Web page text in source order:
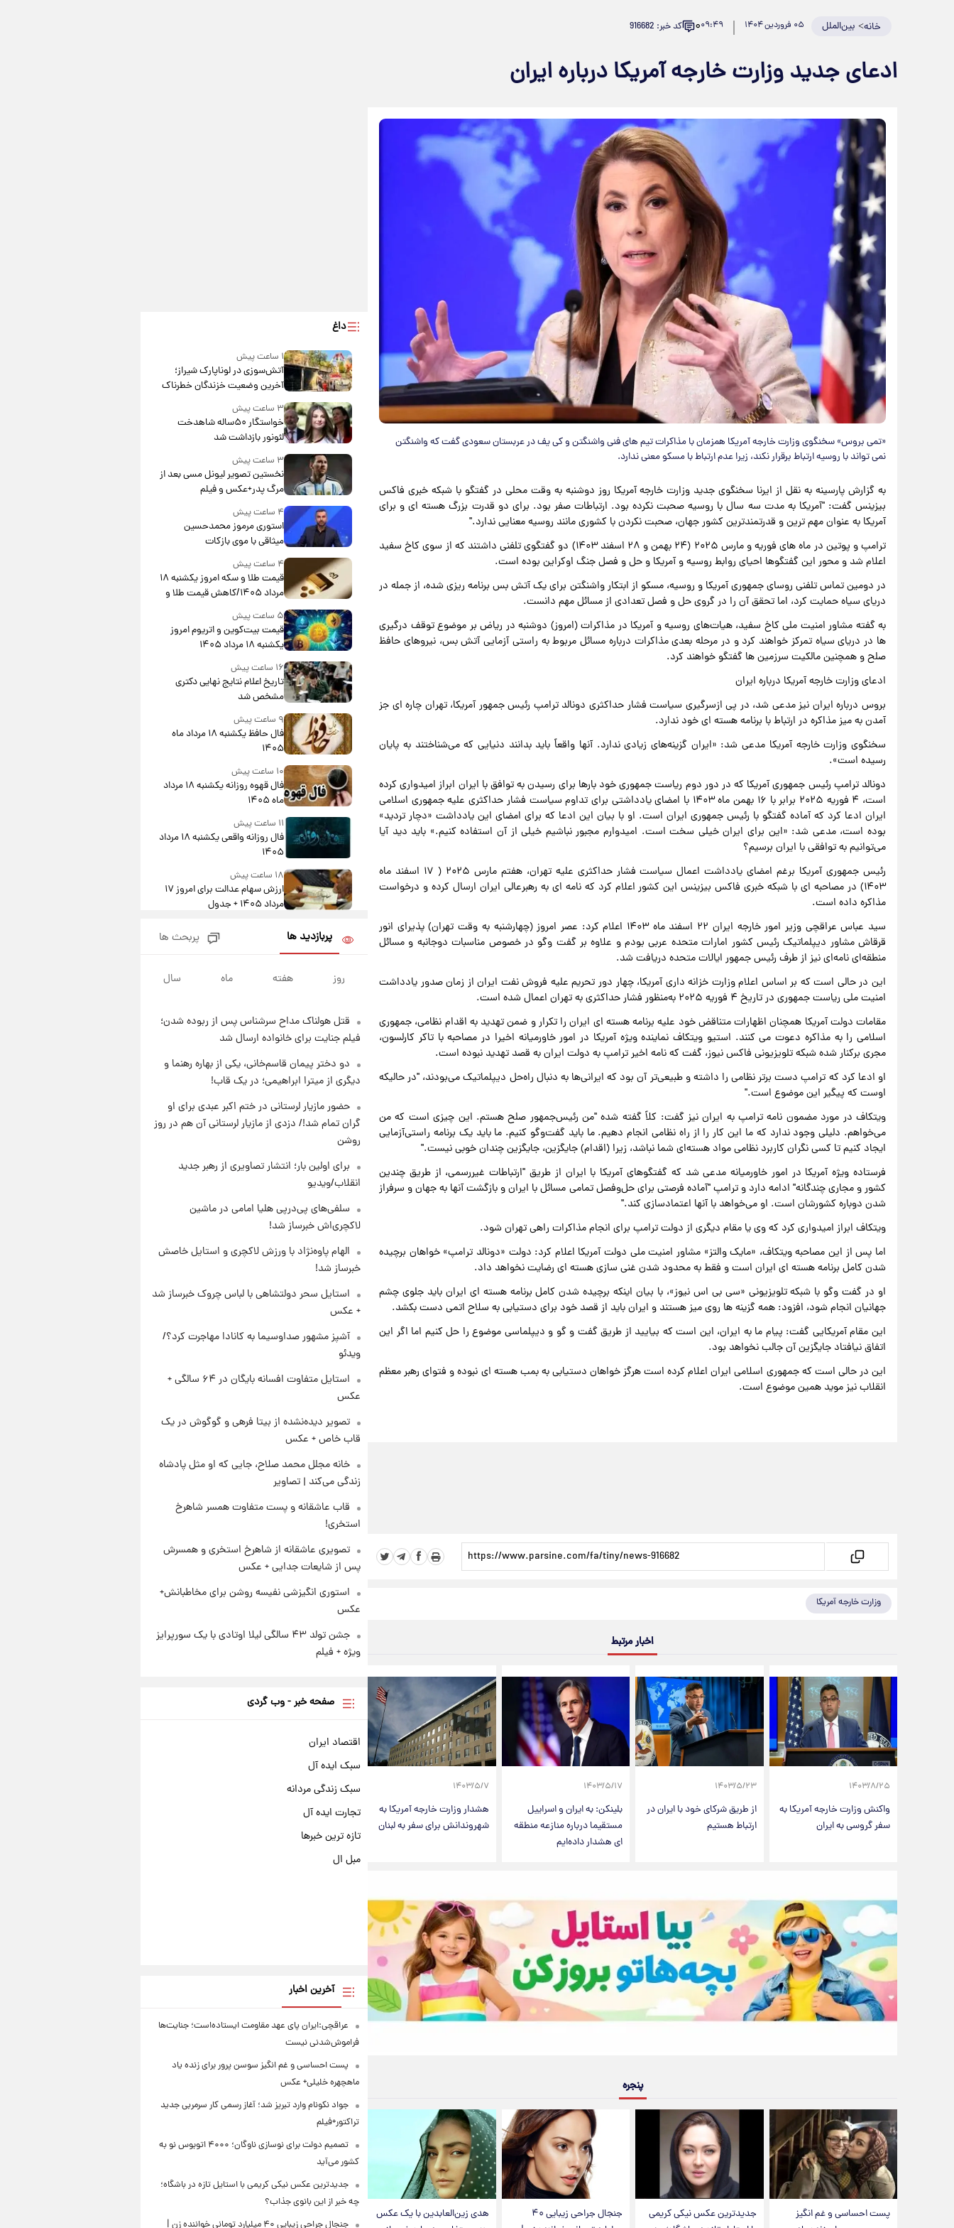
خانه> بین‌الملل ۰۵ فروردین ۱۴۰۴ ۰۹:۴۹۰ کد خبر: 916682
ادعای جدید وزارت خارجه آمریکا درباره ایران
«تمی بروس» سخنگوی وزارت خارجه آمریکا همزمان با مذاکرات تیم های فنی واشنگتن و کی یف در عربستان سعودی گفت که واشنگتن
نمی تواند با روسیه ارتباط برقرار نکند، زیرا عدم ارتباط با مسکو معنی ندارد.
به گزارش پارسینه به نقل از ایرنا سخنگوی جدید وزارت خارجه آمریکا روز دوشنبه به وقت محلی در گفتگو با شبکه خبری فاکس
بیزینس گفت: "آمریکا به مدت سه سال با روسیه صحبت نکرده بود. ارتباطات صفر بود. برای دو قدرت بزرگ هسته ای و برای
آمریکا به عنوان مهم ترین و قدرتمندترین کشور جهان، صحبت نکردن با کشوری مانند روسیه معنایی ندارد."
ترامپ و پوتین در ماه های فوریه و مارس ۲۰۲۵ (۲۴ بهمن و ۲۸ اسفند ۱۴۰۳) دو گفتگوی تلفنی داشتند که از سوی کاخ سفید
اعلام شد و محور این گفتگوها احیای روابط روسیه و آمریکا و حل و فصل جنگ اوکراین بوده است.
در دومین تماس تلفنی روسای جمهوری آمریکا و روسیه، مسکو از ابتکار واشنگتن برای یک آتش بس برنامه ریزی شده، از جمله در
دریای سیاه حمایت کرد، اما تحقق آن را در گروی حل و فصل تعدادی از مسائل مهم دانست.
به گفته مشاور امنیت ملی کاخ سفید، هیات‌های روسیه و آمریکا در مذاکرات (امروز) دوشنبه در ریاض بر موضوع توقف درگیری
ها در دریای سیاه تمرکز خواهند کرد و در مرحله بعدی مذاکرات درباره مسائل مربوط به راستی آزمایی آتش بس، نیروهای حافظ
صلح و همچنین مالکیت سرزمین ها گفتگو خواهند کرد.
ادعای وزارت خارجه آمریکا درباره ایران
بروس درباره ایران نیز مدعی شد، در پی ازسرگیری سیاست فشار حداکثری دونالد ترامپ رئیس جمهور آمریکا، تهران چاره ای جز
آمدن به میز مذاکره در ارتباط با برنامه هسته ای خود ندارد.
سخنگوی وزارت خارجه آمریکا مدعی شد: «ایران گزینه‌های زیادی ندارد. آنها واقعاً باید بدانند دنیایی که می‌شناختند به پایان
رسیده است».
دونالد ترامپ رئیس جمهوری آمریکا که در دور دوم ریاست جمهوری خود بارها برای رسیدن به توافق با ایران ابراز امیدواری کرده
است، ۴ فوریه ۲۰۲۵ برابر با ۱۶ بهمن ماه ۱۴۰۳ با امضای یادداشتی برای تداوم سیاست فشار حداکثری علیه جمهوری اسلامی
ایران ادعا کرد که آماده گفتگو با رئیس جمهوری ایران است. او با بیان این ادعا که برای امضای این یادداشت «دچار تردید»
بوده است، مدعی شد: «این برای ایران خیلی سخت است. امیدوارم مجبور نباشیم خیلی از آن استفاده کنیم.» باید دید آیا
می‌توانیم به توافقی با ایران برسیم؟
رئیس جمهوری آمریکا برغم امضای یادداشت اعمال سیاست فشار حداکثری علیه تهران، هفتم مارس ۲۰۲۵ ( ۱۷ اسفند ماه
۱۴۰۳) در مصاحبه ای با شبکه خبری فاکس بیزینس این کشور اعلام کرد که نامه ای به رهبرعالی ایران ارسال کرده و درخواست
مذاکره داده است.
سید عباس عراقچی وزیر امور خارجه ایران ۲۲ اسفند ماه ۱۴۰۳ اعلام کرد: عصر امروز (چهارشنبه به وقت تهران) پذیرای انور
قرقاش مشاور دیپلماتیک رئیس کشور امارات متحده عربی بودم و علاوه بر گفت وگو در خصوص مناسبات دوجانبه و مسائل
منطقه‌ای نامه‌ای نیز از طرف رئیس جمهور ایالات متحده دریافت شد.
این در حالی است که بر اساس اعلام وزارت خزانه داری آمریکا، چهار دور تحریم‌ علیه فروش نفت ایران از زمان صدور یادداشت
امنیت ملی ریاست جمهوری در تاریخ ۴ فوریه ۲۰۲۵ به‌منظور فشار حداکثری به تهران اعمال شده است.
مقامات دولت آمریکا همچنان اظهارات متناقض خود علیه برنامه هسته ای ایران را تکرار و ضمن تهدید به اقدام نظامی، جمهوری
اسلامی را به مذاکره دعوت می کنند. استیو ویتکاف نماینده ویژه آمریکا در امور خاورمیانه اخیرا در مصاحبه با تاکر کارلسون،
مجری برکنار شده شبکه تلویزیونی فاکس نیوز، گفت که نامه اخیر ترامپ به دولت ایران به‌ قصد تهدید نبوده است.
او ادعا کرد که ترامپ دست برتر نظامی را داشته و طبیعی‌تر آن بود که ایرانی‌ها به دنبال راه‌حل دیپلماتیک می‌بودند، "در حالیکه
اوست که پیگیر این موضوع است."
ویتکاف در مورد مضمون نامه ترامپ به ایران نیز گفت: کلاً گفته شده "من رئیس‌جمهور صلح هستم. این چیزی است که من
می‌خواهم. دلیلی وجود ندارد که ما این کار را از راه نظامی انجام دهیم. ما باید گفت‌وگو کنیم. ما باید یک برنامه راستی‌آزمایی
ایجاد کنیم تا کسی نگران کاربرد نظامی مواد هسته‌ای شما نباشد، زیرا (اقدام) جایگزین، جایگزین چندان خوبی نیست."
فرستاده ویژه آمریکا در امور خاورمیانه مدعی شد که گفتگوهای آمریکا با ایران از طریق "ارتباطات غیررسمی، از طریق چندین
کشور و مجاری چندگانه" ادامه دارد و ترامپ "آماده فرصتی برای حل‌وفصل تمامی مسائل با ایران و بازگشت آنها به جهان و سرفراز
شدن دوباره کشورشان است. او می‌خواهد با آنها اعتمادسازی کند."
ویتکاف ابراز امیدواری کرد که وی یا مقام دیگری از دولت ترامپ برای انجام مذاکرات راهی تهران شود.
اما پس از این مصاحبه ویتکاف، «مایک والتز» مشاور امنیت ملی دولت آمریکا اعلام کرد: دولت «دونالد ترامپ» خواهان برچیده
شدن کامل برنامه هسته ای ایران است و فقط به محدود شدن غنی سازی هسته ای رضایت نخواهد داد.
او در گفت وگو با شبکه تلویزیونی «سی بی اس نیوز»، با بیان اینکه برچیده شدن کامل برنامه هسته ای ایران باید جلوی چشم
جهانیان انجام شود، افزود: همه گزینه ها روی میز هستند و ایران باید از قصد خود برای دستیابی به سلاح اتمی دست بکشد.
این مقام آمریکایی گفت: پیام ما به ایران، این است که بیایید از طریق گفت و گو و دیپلماسی موضوع را حل کنیم اما اگر این
اتفاق نیافتاد جایگزین آن جالب نخواهد بود.
این در حالی است که جمهوری اسلامی ایران اعلام کرده است هرگز خواهان دستیابی به بمب هسته ای نبوده و فتوای رهبر معظم
انقلاب نیز موید همین موضوع است.
وزارت خارجه آمریکا
اخبار مرتبط
۱۴۰۳/۸/۲۵
واکنش وزارت خارجه آمریکا به
سفر گروسی به ایران
۱۴۰۳/۵/۲۳
از طریق شرکای خود با ایران در
ارتباط هستیم
۱۴۰۳/۵/۱۷
بلینکن: به ایران و اسراییل
مستقیما درباره منازعه منطقه
ای هشدار داده‌ایم
۱۴۰۳/۵/۷
هشدار وزارت خارجه آمریکا به
شهروندانش برای سفر به لبنان
پنجره
پست احساسی و غم انگیز
جدیدترین عکس نیکی کریمی
جنجال جراحی زیبایی ۴۰
هدی زین‌العابدین با یک عکس
داغ
۱ ساعت پیش
آتش‌سوزی در لوناپارک شیراز؛
آخرین وضعیت خزندگان خطرناک
۳ ساعت پیش
خواستگار ۵۰ساله شاهدخت
لئونور بازداشت شد
۳ ساعت پیش
نخستین تصویر لیونل مسی بعد از
مرگ پدر+عکس و فیلم
۴ ساعت پیش
استوری مرموز محمدحسین
میثاقی با موی بازکات
۴ ساعت پیش
قیمت طلا و سکه امروز یکشنبه ۱۸
مرداد ۱۴۰۵/کاهش قیمت طلا و
سکه
۵ ساعت پیش
قیمت بیت‌کوین و اتریوم امروز
یکشنبه ۱۸ مرداد ۱۴۰۵
۱۶ ساعت پیش
تاریخ اعلام نتایج نهایی دکتری
مشخص شد
۹ ساعت پیش
فال حافظ یکشنبه ۱۸ مرداد ماه
۱۴۰۵
۱۰ ساعت پیش
فال قهوه روزانه یکشنبه ۱۸ مرداد
ماه ۱۴۰۵
۱۱ ساعت پیش
فال روزانه واقعی یکشنبه ۱۸ مرداد
۱۴۰۵
۱۸ ساعت پیش
ارزش سهام عدالت برای امروز ۱۷
مرداد ۱۴۰۵ + جدول
لیونل مسی عزادار شد! + جزئیات
۲۲ ساعت پیش
آمریکا + فیلم
۲۲ ساعت پیش
برای اولین بار؛ انتشار تصاویری از
رهبر جدید انقلاب/ویدیو
۲۳ ساعت پیش
خاتمی/ویدیو
پربازدید ها پربحث ها
روز هفته ماه سال
قتل هولناک مداح سرشناس پس از ربوده شدن؛
فیلم جنایت برای خانواده ارسال شد
دو دختر پیمان قاسم‌خانی، یکی از بهاره رهنما و
دیگری از میترا ابراهیمی؛ در یک قاب!
حضور مازیار لرستانی در ختم اکبر عبدی برای او
گران تمام شد!/ دزدی از مازیار لرستانی آن هم در روز
روشن
برای اولین بار؛ انتشار تصاویری از رهبر جدید
انقلاب/ویدیو
سلفی‌های پی‌درپی هلیا امامی در ماشین
لاکچری‌اش خبرساز شد!
الهام پاوه‌نژاد با ورزش لاکچری و استایل خاصش
خبرساز شد!
استایل سحر دولتشاهی با لباس چروک خبرساز شد
+ عکس
آشپز مشهور صداوسیما به کانادا مهاجرت کرد؟/
ویدئو
استایل متفاوت افسانه بایگان در ۶۴ سالگی +
عکس
تصویر دیده‌نشده از بیتا فرهی و گوگوش در یک
قاب خاص + عکس
خانه مجلل محمد صلاح، جایی که او مثل پادشاه
زندگی می‌کند | تصاویر
قاب عاشقانه و پست متفاوت همسر شاهرخ
استخری!
تصویری عاشقانه از شاهرخ استخری و همسرش
پس از شایعات جدایی + عکس
استوری انگیزشی نفیسه روشن برای مخاطبانش+
عکس
جشن تولد ۴۳ سالگی لیلا اوتادی با یک سورپرایز
ویژه + فیلم
صفحه خبر - وب گردی
اقتصاد ایران
سبک ایده آل
سبک زندگی مردانه
تجارت ایده آل
تازه ترین خبرها
مبل ال
آخرین اخبار
عراقچی:ایران پای عهد مقاومت ایستاده‌است؛ جنایت‌ها
فراموش‌شدنی نیست
پست احساسی و غم انگیز سوسن پرور برای زنده یاد
ماهچهره خلیلی+ عکس
جواد نکونام وارد تبریز شد؛ آغاز رسمی کار سرمربی جدید
تراکتور+فیلم
تصمیم دولت برای نوسازی ناوگان؛ ۴۰۰۰ اتوبوس نو به
کشور می‌آید
جدیدترین عکس نیکی کریمی با استایل تازه در باشگاه؛
چه خبر از این بانوی جذاب؟
جنجال جراحی زیبایی ۴۰ میلیارد تومانی خواننده زن |